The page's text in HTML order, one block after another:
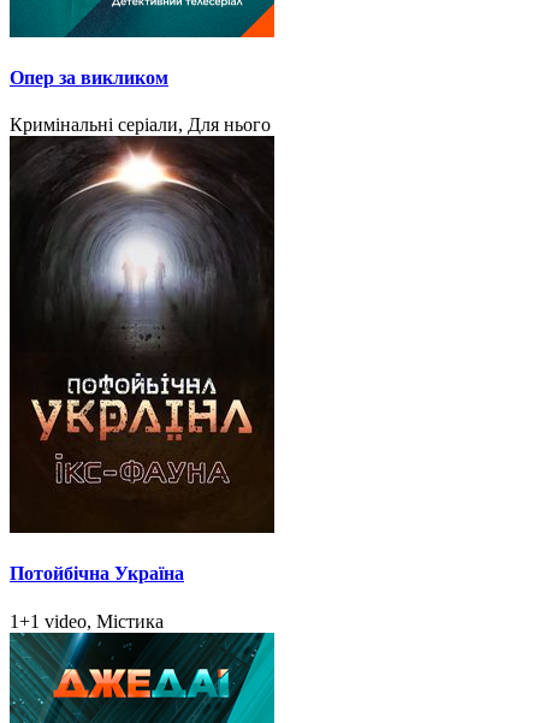
Опер за викликом
Кримінальні серіали, Для нього
Потойбічна Україна
1+1 video, Містика